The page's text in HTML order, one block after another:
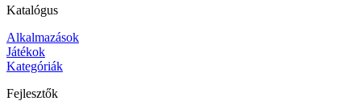
Katalógus
Alkalmazások
Játékok
Kategóriák
Fejlesztők